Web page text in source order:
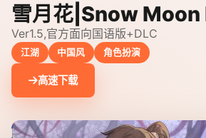
雪月花|Snow
Ver1.5,官方面向国语版+DLC
江湖 中国风 角色扮演
高速下载